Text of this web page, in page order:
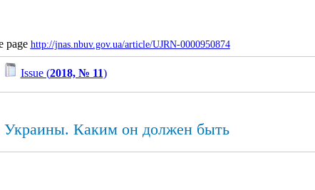
page http://jnas.nbuv.gov.ua/article/UJRN-0000950874
Issue (2018, № 11)
Каким он должен быть